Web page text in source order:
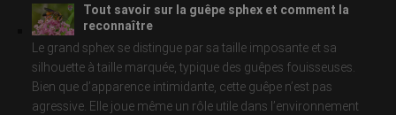
Tout savoir sur la guêpe sphex et comment la
reconnaître
Le grand sphex se distingue par sa taille imposante et sa
silhouette à taille marquée, typique des guêpes fouisseuses.
Bien que d’apparence intimidante, cette guêpe n’est pas
agressive. Elle joue même un rôle utile dans l’environnement